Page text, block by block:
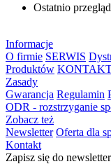
Ostatnio
Informacje
O firmie SERWIS
Produktów
Zasady
Gwarancja Regulamin
ODR - rozstrzyganie
Zobacz też
Newsletter Oferta dla
Kontakt
Zapisz się do